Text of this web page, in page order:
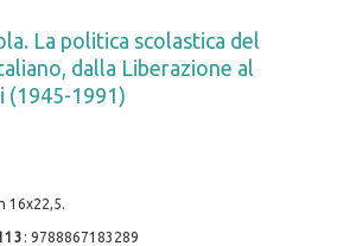
La politica scolastica del
dalla Liberazione al
(1945-1991)
16x22,5.
:9788867183289